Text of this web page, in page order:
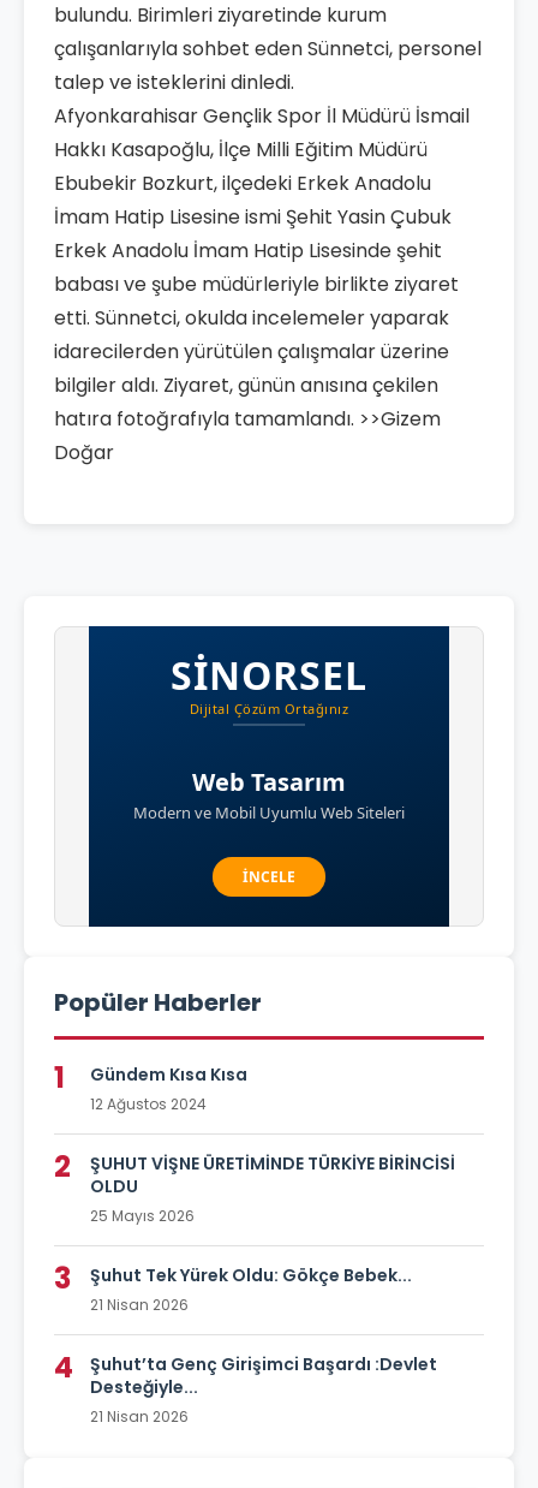
bulundu. Birimleri ziyaretinde kurum
çalışanlarıyla sohbet eden Sünnetci, personel
talep ve isteklerini dinledi.
Afyonkarahisar Gençlik Spor İl Müdürü İsmail
Hakkı Kasapoğlu, İlçe Milli Eğitim Müdürü
Ebubekir Bozkurt, ilçedeki Erkek Anadolu
İmam Hatip Lisesine ismi Şehit Yasin Çubuk
Erkek Anadolu İmam Hatip Lisesinde şehit
babası ve şube müdürleriyle birlikte ziyaret
etti. Sünnetci, okulda incelemeler yaparak
idarecilerden yürütülen çalışmalar üzerine
bilgiler aldı. Ziyaret, günün anısına çekilen
hatıra fotoğrafıyla tamamlandı. >>Gizem
Doğar
Popüler Haberler
1 Gündem Kısa Kısa
12 Ağustos 2024
2
ŞUHUT VİŞNE ÜRETİMİNDE TÜRKİYE BİRİNCİSİ
OLDU
25 Mayıs 2026
3 Şuhut Tek Yürek Oldu: Gökçe Bebek...
21 Nisan 2026
4
Şuhut’ta Genç Girişimci Başardı :Devlet
Desteğiyle...
21 Nisan 2026